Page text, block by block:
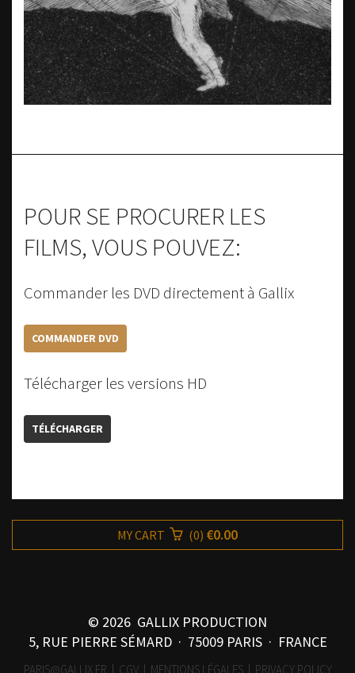
POUR SE PROCURER LES
FILMS, VOUS POUVEZ:
Commander les DVD directement à Gallix
COMMANDER DVD
Télécharger les versions HD
TÉLÉCHARGER
MY CART (0) €0.00
© 2026 GALLIX PRODUCTION
5, RUE PIERRE SÉMARD · 75009 PARIS · FRANCE
PARIS@GALLIX.FR CGV| MENTIONS LÉGALES| PRIVACY POLICY